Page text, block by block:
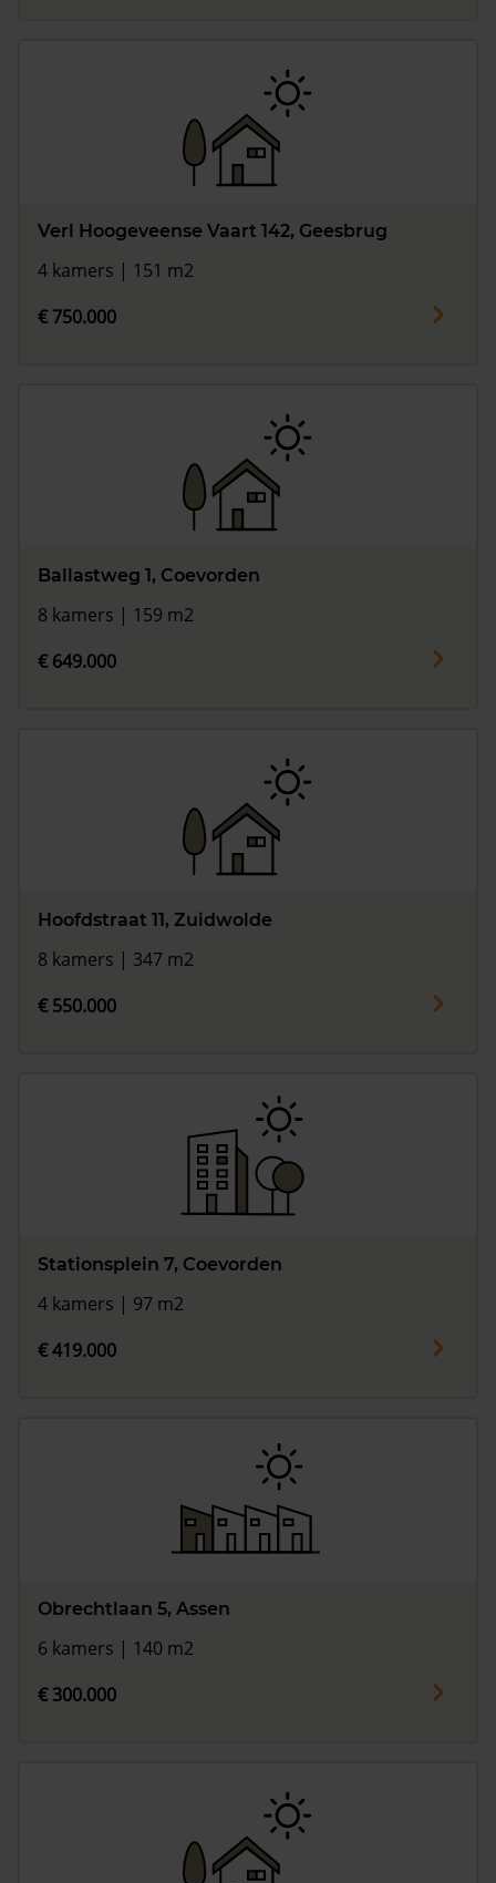
Verl Hoogeveense Vaart 142, Geesbrug
4 kamers | 151 m2
€ 750.000
Ballastweg 1, Coevorden
8 kamers | 159 m2
€ 649.000
Hoofdstraat 11, Zuidwolde
8 kamers | 347 m2
€ 550.000
Stationsplein 7, Coevorden
4 kamers | 97 m2
€ 419.000
Obrechtlaan 5, Assen
6 kamers | 140 m2
€ 300.000